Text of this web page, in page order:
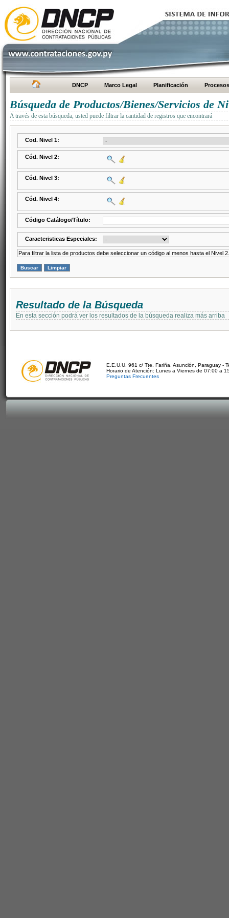
DNCP Marco Legal Planificación Procesos
Búsqueda de Productos/Bienes/Servicios de
A través de esta búsqueda, usted puede filtrar la cantidad de registros que encontrará
Cod. Nivel 1:
Cód. Nivel 2:
Cód. Nivel 3:
Cód. Nivel 4:
Código Catálogo/Título:
Caracteristicas Especiales:
Para filtrar la lista de productos debe seleccionar un código al menos hasta el Nivel 2.
Resultado de la Búsqueda
En esta sección podrá ver los resultados de la búsqueda realiza más arriba
E.E.U.U. 961 c/ Tte. Fariña. Asunción, Paraguay -
Horario de Atención: Lunes a Viernes de 07:00 a
Preguntas Frecuentes